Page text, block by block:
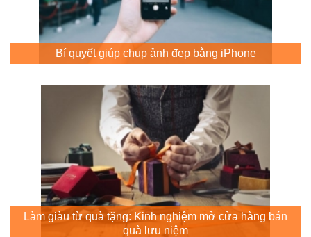
Bí quyết giúp chụp ảnh đẹp bằng iPhone
Làm giàu từ quà tặng: Kinh nghiệm mở cửa hàng bán
quà lưu niệm